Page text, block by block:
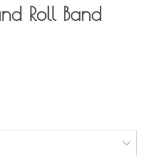
Roll Band